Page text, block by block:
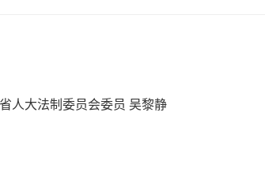
人大法制委员会委员 吴黎静